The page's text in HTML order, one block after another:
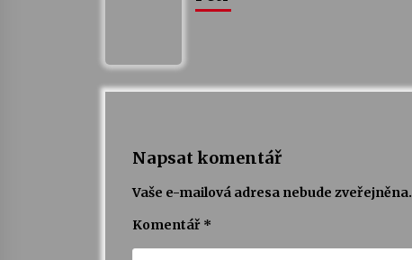
Napsat komentář
Vaše e-mailová adresa nebude zveřejněna.
Komentář *